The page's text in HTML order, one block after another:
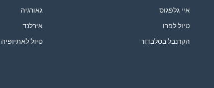
איי גלפגוס
טיול לפרו
הקרנבל בסלבדור
גאורגיה
אירלנד
טיול לאתיופיה